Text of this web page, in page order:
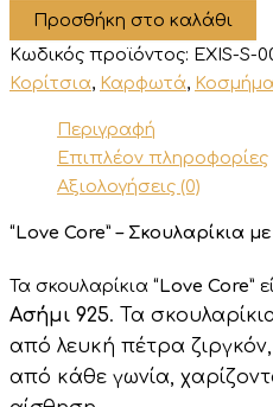
"Love
Core"
-
Σκουλαρίκια
Καρδιές
ποσότητα
Προσθήκη στο καλάθι
Κωδικός προϊόντος: EXIS-S-
Κορίτσια, Καρφωτά,
Περιγραφή
Επιπλέον πληροφορίες
Αξιολογήσεις (0)
“Love Core” – Σκουλαρίκια
Τα σκουλαρίκια “Love Core”
Ασήμι 925. Τα
από λευκή πέτρα
από κάθε γωνία,